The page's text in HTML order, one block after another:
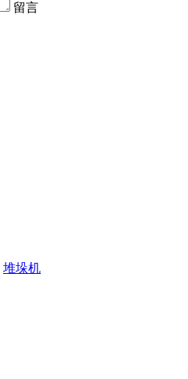
留言
堆垛机